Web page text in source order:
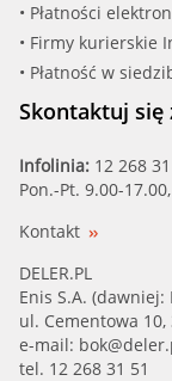
• Płatności
• Firmy kurierskie
• Płatność w
Skontaktuj się
Infolinia: 12 268
Pon.-Pt. 9.00-
Kontakt
DELER.PL
Enis S.A. (dawniej:
ul. Cementowa
e-mail:
tel. 12 268 31 51